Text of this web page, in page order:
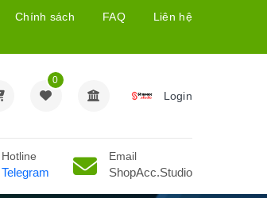
Chính sách FAQ Liên hệ
0
Login
Hotline
Telegram
Email
ShopAcc.Studio